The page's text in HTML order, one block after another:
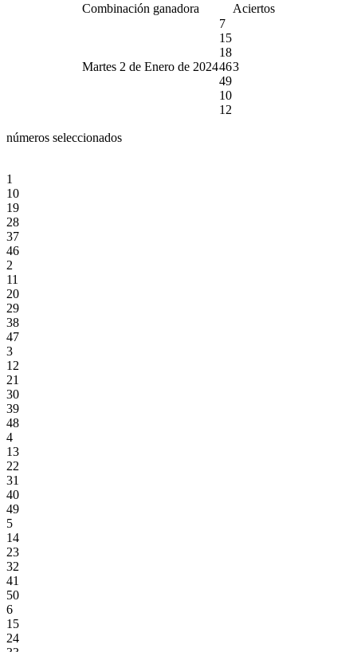
Combinación ganadora Aciertos
Martes 2 de Enero de 2024
7
15
18
46
49
10
12
3
números seleccionados
1
10
19
28
37
46
2
11
20
29
38
47
3
12
21
30
39
48
4
13
22
31
40
49
5
14
23
32
41
50
6
15
24